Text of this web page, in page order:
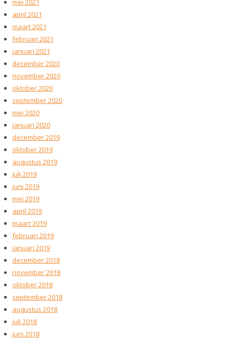
mei 2021
april 2021
maart 2021
februari 2021
januari 2021
december 2020
november 2020
oktober 2020
september 2020
mei 2020
januari 2020
december 2019
oktober 2019
augustus 2019
juli 2019
juni 2019
mei 2019
april 2019
maart 2019
februari 2019
januari 2019
december 2018
november 2018
oktober 2018
september 2018
augustus 2018
juli 2018
juni 2018